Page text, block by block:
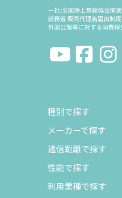
一社)全国陸上無線協会関
総務省 販売代理店届出制
外国公館等に対する消費
種別で探す
メーカーで探す
通信距離で探す
性能で探す
利用業種で探す